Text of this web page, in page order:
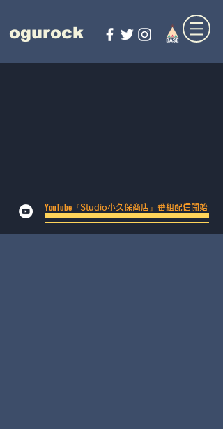
ogurock
​YouTube『Studio小久保商店』 番組配信開始